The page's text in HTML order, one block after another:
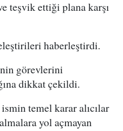
teşvik ettiği plana karşı
haberleştirdi.
görevlerini
dikkat çekildi.
temel karar alıcılar
yol açmayan